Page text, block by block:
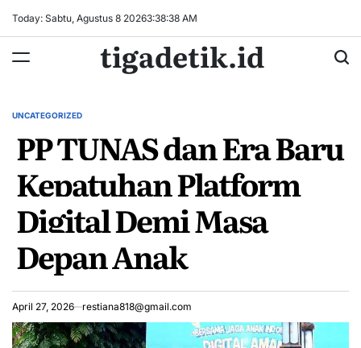
Today: Sabtu, Agustus 8 20263:38:38 AM
tigadetik.id
POSTED
UNCATEGORIZED
PP TUNAS dan Era Baru
Kepatuhan Platform
Digital Demi Masa
Depan Anak
April 27, 2026 restiana818@gmail.com